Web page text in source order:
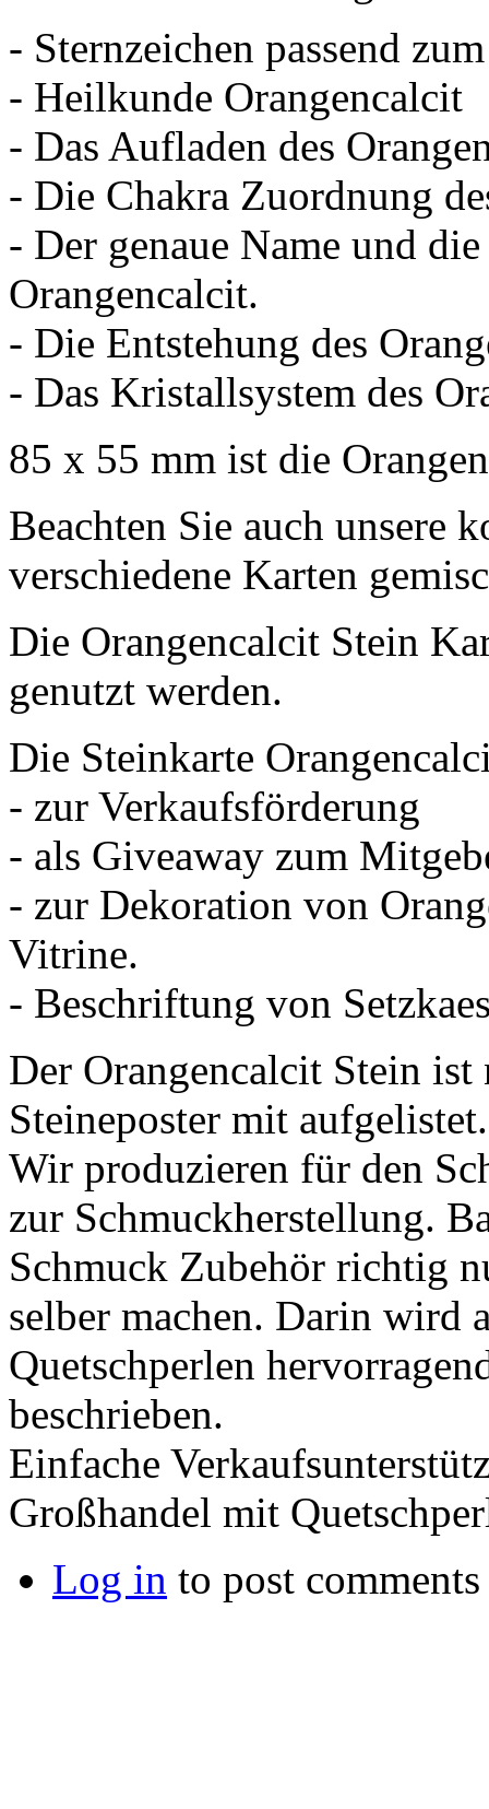
- Sternzeichen passend
- Heilkunde Orangencalcit
- Das Aufladen des
- Die Chakra Zuordnung
- Der genaue Name und
Orangencalcit.
- Die Entstehung des
- Das Kristallsystem des
85 x 55 mm ist die
Beachten Sie auch unsere
verschiedene Karten
Die Orangencalcit Stein
genutzt werden.
Die Steinkarte
- zur Verkaufsförderung
- als Giveaway zum
- zur Dekoration von
Vitrine.
- Beschriftung von
Der Orangencalcit Stein
Steineposter mit aufgelistet.
Wir produzieren für den
zur Schmuckherstellung.
Schmuck Zubehör richtig
selber machen. Darin wird
Quetschperlen
beschrieben.
Einfache
Großhandel mit
Log in to post comments